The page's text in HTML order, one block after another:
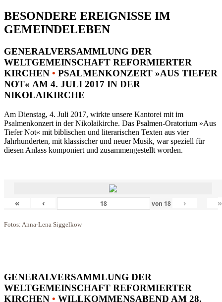
BESONDERE EREIGNISSE IM
GEMEINDELEBEN
GENERALVERSAMMLUNG DER
WELTGEMEINSCHAFT REFORMIERTER
KIRCHEN • PSALMENKONZERT »AUS TIEFER
NOT« AM 4. JULI 2017 IN DER
NIKOLAIKIRCHE
Am Dienstag, 4. Juli 2017, wirkte unsere Kantorei mit im
Psalmenkonzert in der Nikolaikirche. Das Psalmen-Oratorium »Aus
Tiefer Not« mit biblischen und literarischen Texten aus vier
Jahrhunderten, mit klassischer und neuer Musik, war speziell für
diesen Anlass komponiert und zusammengestellt worden.
« ‹ von 18 › »
Fotos: Anna-Lena Siggelkow
GENERALVERSAMMLUNG DER
WELTGEMEINSCHAFT REFORMIERTER
KIRCHEN • WILLKOMMENSABEND AM 28.